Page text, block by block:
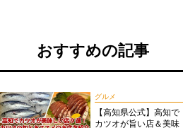
おすすめの記事
グルメ
【高知県公式】高知で
カツオが旨い店＆美味